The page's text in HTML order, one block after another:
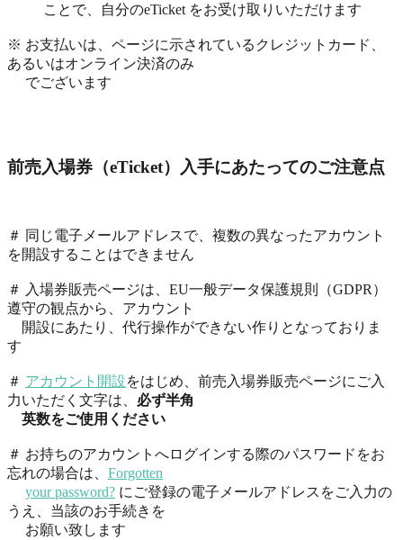
ことで、自分のeTicket をお受け取りいただけます
※ お支払いは、ページに示されているクレジットカード、
あるいはオンライン決済のみ
でございます
前売入場券（eTicket）入手にあたってのご注意点
＃ 同じ電子メールアドレスで、複数の異なったアカウント
を開設することはできません
＃ 入場券販売ページは、EU一般データ保護規則（GDPR）
遵守の観点から、アカウント
開設にあたり、代行操作ができない作りとなっておりま
す
＃ アカウント開設をはじめ、前売入場券販売ページにご入
力いただく文字は、 必ず半角
英数をご使用ください
＃ お持ちのアカウントへログインする際のパスワードをお
忘れの場合は、 Forgotten
your password? にご登録の電子メールアドレスをご入力の
うえ、当該のお手続きを
お願い致します